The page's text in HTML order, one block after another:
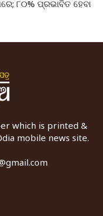
୮୦% ପ୍ରଭାବିତ ହେବା
which is printed &
mobile news site.